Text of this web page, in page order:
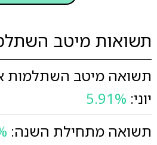
תשואות מיטב
תשואה מיטב השתלמות
יוני: 5.91%
תשואה מתחילת השנה: